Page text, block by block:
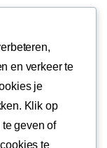
en verkeer te
je
Klik op
geven of
te